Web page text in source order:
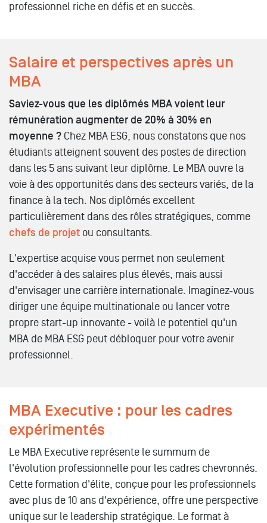
professionnel riche en défis et en succès.
Salaire et perspectives après un
MBA
Saviez-vous que les diplômés MBA voient leur
rémunération augmenter de 20% à 30% en
moyenne ? Chez MBA ESG, nous constatons que nos
étudiants atteignent souvent des postes de direction
dans les 5 ans suivant leur diplôme. Le MBA ouvre la
voie à des opportunités dans des secteurs variés, de la
finance à la tech. Nos diplômés excellent
particulièrement dans des rôles stratégiques, comme
chefs de projet ou consultants.
L'expertise acquise vous permet non seulement
d'accéder à des salaires plus élevés, mais aussi
d'envisager une carrière internationale. Imaginez-vous
diriger une équipe multinationale ou lancer votre
propre start-up innovante - voilà le potentiel qu'un
MBA de MBA ESG peut débloquer pour votre avenir
professionnel.
MBA Executive : pour les cadres
expérimentés
Le MBA Executive représente le summum de
l'évolution professionnelle pour les cadres chevronnés.
Cette formation d'élite, conçue pour les professionnels
avec plus de 10 ans d'expérience, offre une perspective
unique sur le leadership stratégique. Le format à